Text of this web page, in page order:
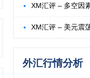
XM汇评 – 多空因
XM汇评 – 美元震
外汇行情分析